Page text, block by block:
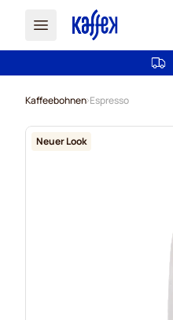
Kaffeebohnen Espresso
Neuer Look